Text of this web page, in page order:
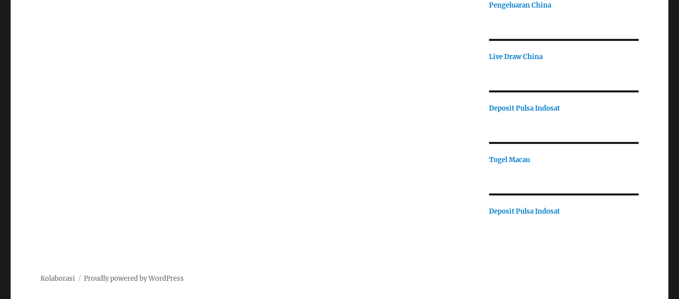
Pengeluaran China
Live Draw China
Deposit Pulsa Indosat
Togel Macau
Deposit Pulsa Indosat
Kolaborasi Proudly powered by WordPress